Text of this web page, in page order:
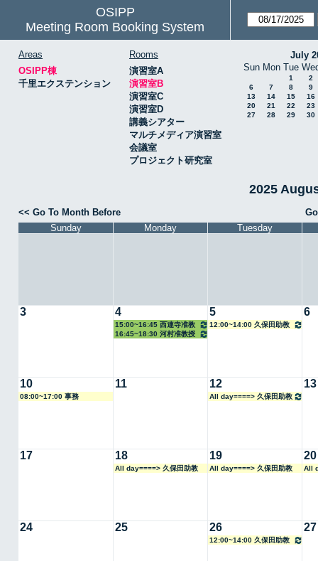
OSIPP
Meeting Room Booking System
Areas
OSIPP棟
千里エクステンション
Rooms
演習室A
演習室B
演習室C
演習室D
講義シアター
マルチメディア演習室
会議室
プロジェクト研究室
July
Sun Mon Tue
1
2
6
7 8
9
13
14 15
16
20
21 22
23
27
28 29 30
2025
<< Go To Month Before
Sunday
Monday Tuesday
3 4
15:00~16:45 西連寺准教
授
16:45~18:30 河村准教授
5
12:00~14:00 久保田助教
6
10
08:00~17:00 事務
11 12
All day====> 久保田助教
13
17 18
All day====> 久保田助教
19
All day====> 久保田助教
20
All
24 25 26
12:00~14:00 久保田助教
27